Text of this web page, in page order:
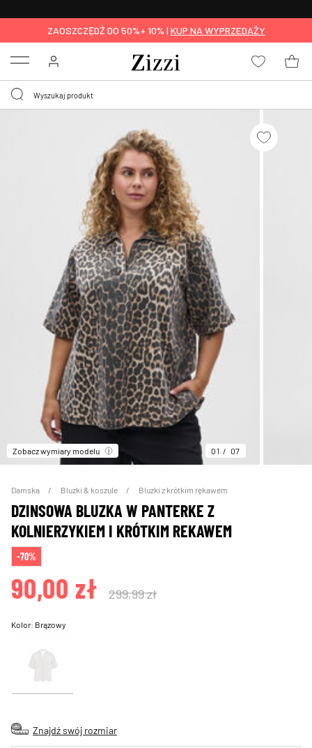
ZAOSZCZĘDŹ DO 50%+ 10% | KUP NA WYPRZEDAŻY
Menu
Zobacz wymiary modelu 01 07
Damska Bluzki & koszule Bluzki z krótkim rękawem
DZINSOWA BLUZKA W PANTERKE Z
KOLNIERZYKIEM I KRÓTKIM REKAWEM
-70%
90,00 zł 299,99 zł
Kolor: Brązowy
Znajdź swój rozmiar